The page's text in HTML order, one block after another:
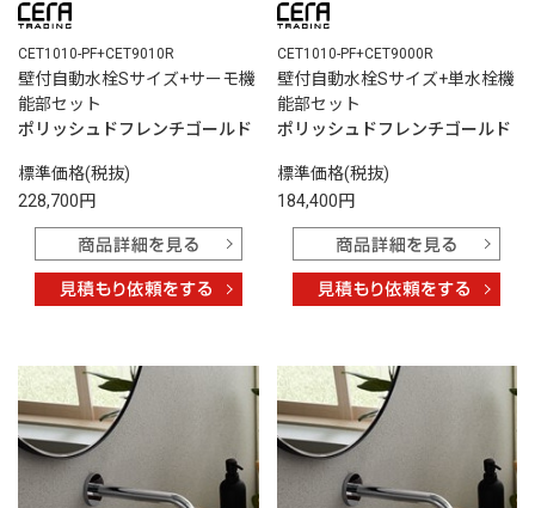
CET1010-PF+CET9010R
壁付自動水栓Sサイズ+サーモ機
能部セット
ポリッシュドフレンチゴールド
標準価格(税抜)
228,700円
CET1010-PF+CET9000R
壁付自動水栓Sサイズ+単水栓機
能部セット
ポリッシュドフレンチゴールド
標準価格(税抜)
184,400円